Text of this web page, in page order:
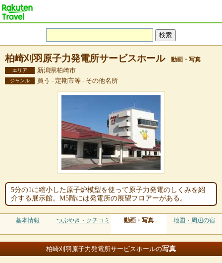
柏崎刈羽原子力発電所サービスホール 動画・写真
エリア 新潟県柏崎市
ジャンル 買う - 定期市等 - その他名所
5分の1に縮小した原子炉模型を使って原子力発電のしくみを紹
介する展示館。M5階には発電所の展望フロアーがある。
基本情報 つぶやき・クチコミ 動画・写真 地図・周辺の宿
柏崎刈羽原子力発電所サービスホールの写真